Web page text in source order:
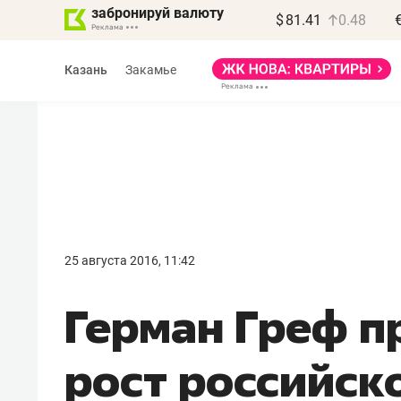
забронируй валюту $ 81.41 0.48
Казань Закамье
25 августа 2016, 11:42
Герман Греф
рост
правил, бизнес может
потерять минимум